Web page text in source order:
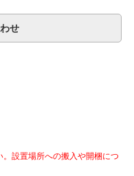
設置場所への搬入や開梱につ